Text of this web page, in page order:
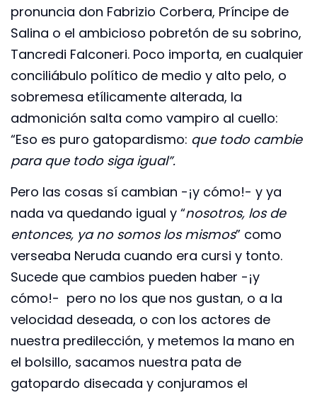
pronuncia don Fabrizio Corbera, Príncipe de
Salina o el ambicioso pobretón de su sobrino,
Tancredi Falconeri. Poco importa, en cualquier
conciliábulo político de medio y alto pelo, o
sobremesa etílicamente alterada, la
admonición salta como vampiro al cuello:
“Eso es puro gatopardismo: que todo cambie
para que todo siga igual”.
Pero las cosas sí cambian -¡y cómo!- y ya
nada va quedando igual y “nosotros, los de
entonces, ya no somos los mismos” como
verseaba Neruda cuando era cursi y tonto.
Sucede que cambios pueden haber -¡y
cómo!- pero no los que nos gustan, o a la
velocidad deseada, o con los actores de
nuestra predilección, y metemos la mano en
el bolsillo, sacamos nuestra pata de
gatopardo disecada y conjuramos el